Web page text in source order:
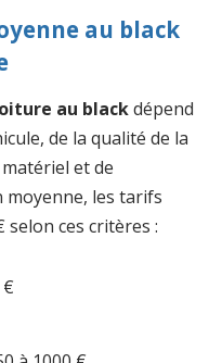
au black
au blackdépend
de la qualité de la
et de
moyenne, les tarifs
selon ces critères :